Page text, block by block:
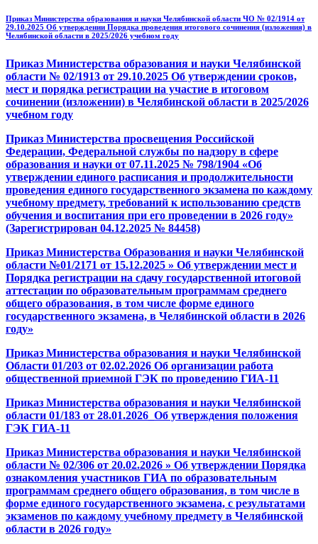
Приказ Министерства образования и науки Челябинской области ЧО № 02/1914 от
29.10.2025 Об утверждении Порядка проведения итогового сочинения (изложения) в
Челябинской области в 2025/2026 учебном году
Приказ Министерства образования и науки Челябинской
области № 02/1913 от 29.10.2025 Об утверждении сроков,
мест и порядка регистрации на участие в итоговом
сочинении (изложении) в Челябинской области в 2025/2026
учебном году
Приказ Министерства просвещения Российской
Федерации, Федеральной службы по надзору в сфере
образования и науки от 07.11.2025 № 798/1904 «Об
утверждении единого расписания и продолжительности
проведения единого государственного экзамена по каждому
учебному предмету, требований к использованию средств
обучения и воспитания при его проведении в 2026 году»
(Зарегистрирован 04.12.2025 № 84458)
Приказ Министерства Образования и науки Челябинской
области №01/2171 от 15.12.2025 » Об утверждении мест и
Порядка регистрации на сдачу государственной итоговой
аттестации по образовательным программам среднего
общего образования, в том числе форме единого
государственного экзамена, в Челябинской области в 2026
году»
Приказ Министерства образования и науки Челябинской
Области 01/203 от 02.02.2026 Об организации работа
общественной приемной ГЭК по проведению ГИА-11
Приказ Министерства образования и науки Челябинской
области 01/183 от 28.01.2026_Об утверждения положения
ГЭК ГИА-11
Приказ Министерства образования и науки Челябинской
области № 02/306 от 20.02.2026 » Об утверждении Порядка
ознакомления участников ГИА по образовательным
программам среднего общего образования, в том числе в
форме единого государственного экзамена, с результатами
экзаменов по каждому учебному предмету в Челябинской
области в 2026 году»